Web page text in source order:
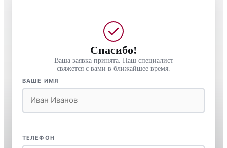
Спасибо!
Ваша заявка принята. Наш специалист
свяжется с вами в ближайшее время.
ВАШЕ ИМЯ
ТЕЛЕФОН